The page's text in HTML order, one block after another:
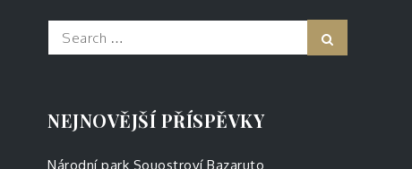
Search
for:
NEJNOVĚJŠÍ PŘÍSPĚVKY
Národní park Souostroví Bazaruto